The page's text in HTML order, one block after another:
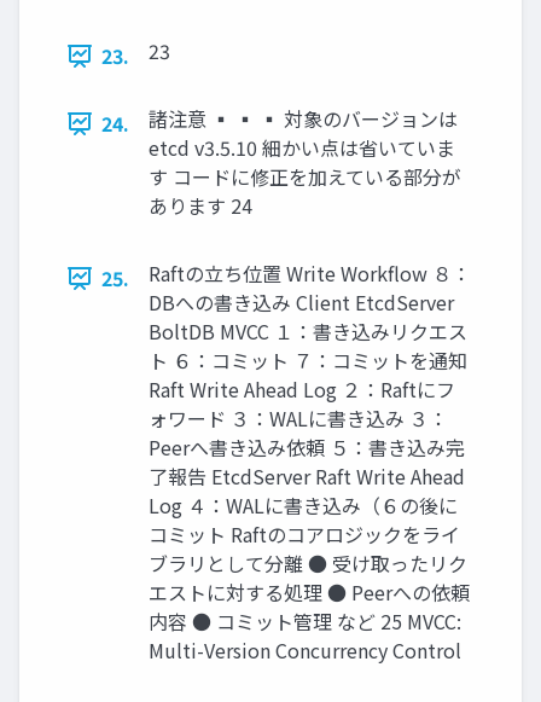
23. 23
24.
諸注意 ▪ ▪ ▪ 対象のバージョンは
etcd v3.5.10 細かい点は省いていま
す コードに修正を加えている部分が
あります 24
25.
Raftの立ち位置 Write Workﬂow ８：
DBへの書き込み Client EtcdServer
BoltDB MVCC １：書き込みリクエス
ト ６：コミット ７：コミットを通知
Raft Write Ahead Log ２：Raftにフ
ォワード ３：WALに書き込み ３：
Peerへ書き込み依頼 ５：書き込み完
了報告 EtcdServer Raft Write Ahead
Log ４：WALに書き込み（６の後に
コミット Raftのコアロジックをライ
ブラリとして分離 ● 受け取ったリク
エストに対する処理 ● Peerへの依頼
内容 ● コミット管理 など 25 MVCC:
Multi-Version Concurrency Control